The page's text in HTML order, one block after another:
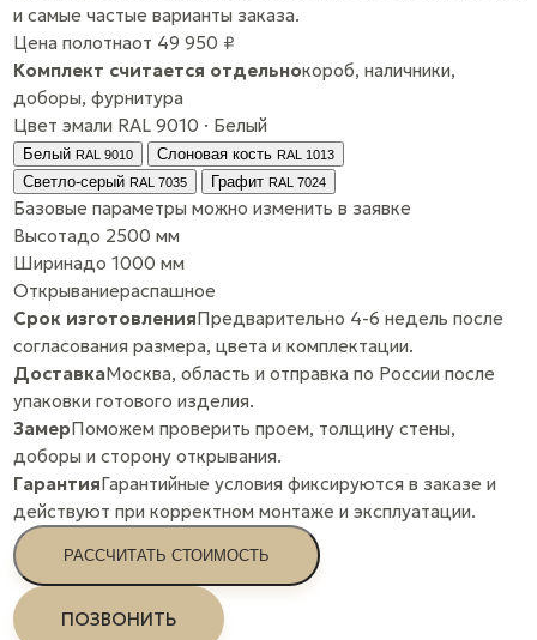
и самые частые варианты заказа.
Цена полотнаот 49 950 ₽
Комплект считается отдельнокороб, наличники,
доборы, фурнитура
Цвет эмали RAL 9010 · Белый
Белый RAL 9010 Слоновая кость RAL 1013
Светло-серый RAL 7035 Графит RAL 7024
Базовые параметрыможно изменить в заявке
Высотадо 2500 мм
Ширинадо 1000 мм
Открываниераспашное
Срок изготовленияПредварительно 4-6 недель после
согласования размера, цвета и комплектации.
ДоставкаМосква, область и отправка по России после
упаковки готового изделия.
ЗамерПоможем проверить проем, толщину стены,
доборы и сторону открывания.
ГарантияГарантийные условия фиксируются в заказе и
действуют при корректном монтаже и эксплуатации.
РАССЧИТАТЬ СТОИМОСТЬ
ПОЗВОНИТЬ